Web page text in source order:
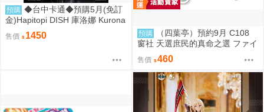
預購 ◆台中卡通◆預購5月(免訂
金)Hapitopi DISH 庫洛娜 Kurona
盛情邀請 1/6 1107
售價 1450 預購
（四葉亭）預約9月 C108
窗社 天選庶民的真命之選 ファイ
ブ 鍵盤按鍵造型鑰匙圈 0814
售價 460